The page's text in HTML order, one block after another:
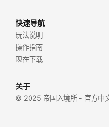
快速导航
玩法说明
操作指南
现在下载
关于
© 2025 帝国入境所 - 官方中